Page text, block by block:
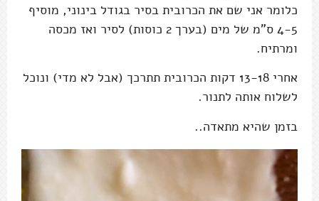
כלומר אני שם את הכרובית בסיר בגודל בינוני, מוסיף
4-5 ס"מ של מים (בערך 2 כוסות) לסיר ואז מכסה
ומרתיח.
אחרי 13-18 דקות הכרובית תתרכך (אבל לא מדי) ונוכל
לשלוח אותה לתנור.
בזמן שהיא מתאדה..